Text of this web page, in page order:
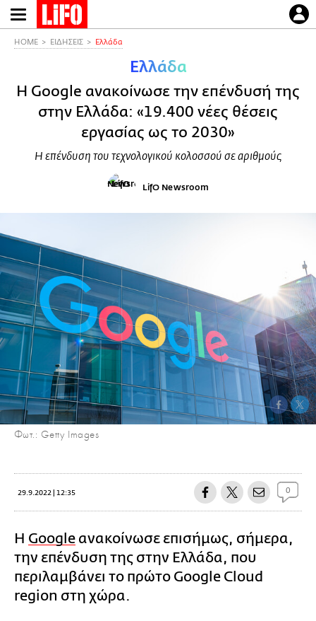
Παράκαμψη
προς
HOME ΕΙΔΗΣΕΙΣ Ελλάδα
Ελλάδα
H Google ανακοίνωσε την επένδυσή της
στην Ελλάδα: «19.400 νέες θέσεις
εργασίας ως το 2030»
Η επένδυση του τεχνολογικού κολοσσού σε αριθμούς
LifO Newsroom
Φωτ.: Getty Images
29.9.2022 | 12:35 0
H Google ανακοίνωσε επισήμως, σήμερα,
την επένδυση της στην Ελλάδα, που
περιλαμβάνει το πρώτο Google Cloud
region στη χώρα.